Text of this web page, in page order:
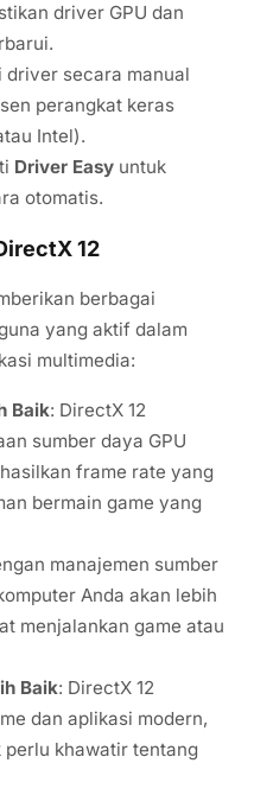
driver GPU dan
driver secara manual
perangkat keras
Intel).
Driver Easy untuk
otomatis.
12
berbagai
yang aktif dalam
multimedia:
Baik: DirectX 12
sumber daya GPU
frame rate yang
bermain game yang
manajemen sumber
Anda akan lebih
menjalankan game atau
Baik: DirectX 12
dan aplikasi modern,
khawatir tentang